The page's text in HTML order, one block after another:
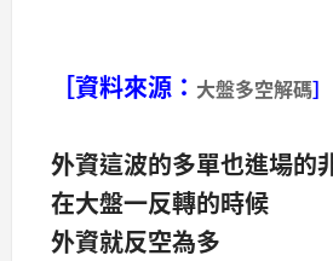
［資料來源： 大盤多空解碼］
外資這波的多單也進場的
在大盤一反轉的時候
外資就反空為多